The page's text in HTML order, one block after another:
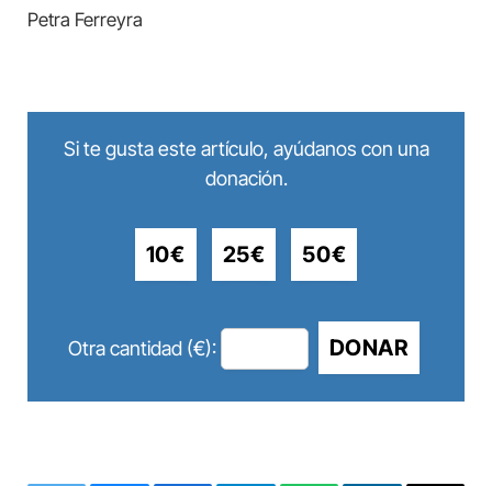
Petra Ferreyra
Si te gusta este artículo, ayúdanos con una
donación.
10€ 25€ 50€
Otra cantidad (€): DONAR